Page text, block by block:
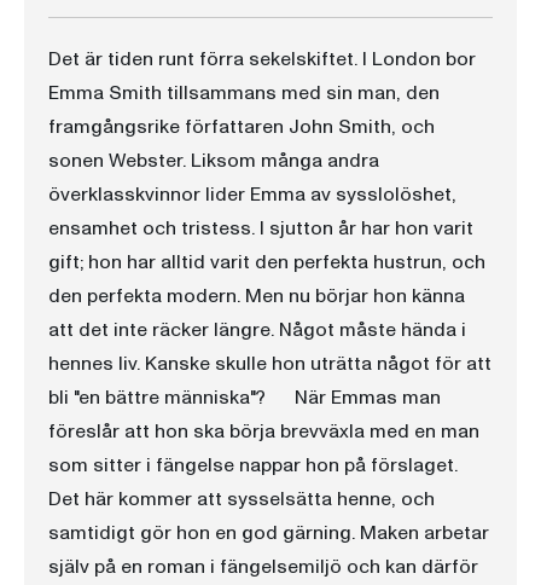
Det är tiden runt förra sekelskiftet. I London bor
Emma Smith tillsammans med sin man, den
framgångsrike författaren John Smith, och
sonen Webster. Liksom många andra
överklasskvinnor lider Emma av sysslolöshet,
ensamhet och tristess. I sjutton år har hon varit
gift; hon har alltid varit den perfekta hustrun, och
den perfekta modern. Men nu börjar hon känna
att det inte räcker längre. Något måste hända i
hennes liv. Kanske skulle hon uträtta något för att
bli "en bättre människa"? När Emmas man
föreslår att hon ska börja brevväxla med en man
som sitter i fängelse nappar hon på förslaget.
Det här kommer att sysselsätta henne, och
samtidigt gör hon en god gärning. Maken arbetar
själv på en roman i fängelsemiljö och kan därför